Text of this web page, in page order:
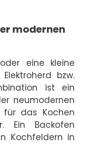
modernen
eine kleine
bzw.
ist ein
neumodernen
für das Kochen
Ein Backofen
Kochfeldern in